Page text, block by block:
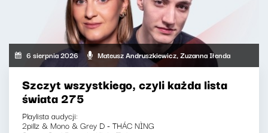
6 sierpnia 2026 Mateusz Andruszkiewicz, Zuzanna Iłenda
Szczyt wszystkiego, czyli każda lista
świata 275
Playlista audycji:
2pillz & Mono & Grey D - THÁC NÌNG